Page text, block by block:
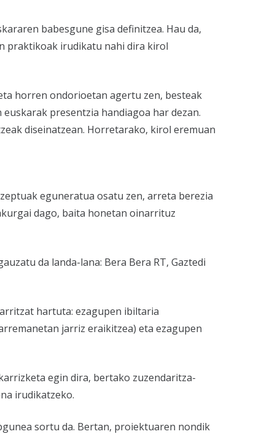
babesgune gisa definitzea. Hau da,
praktikoak irudikatu nahi dira kirol
horren ondorioetan agertu zen, besteak
presentzia handiagoa har dezan.
diseinatzean. Horretarako, kirol eremuan
eguneratua osatu zen, arreta berezia
dago, baita honetan oinarrituz
da landa-lana: Bera Bera RT, Gaztedi
hartuta: ezagupen ibiltaria
jarriz eraikitzea) eta ezagupen
egin dira, bertako zuzendaritza-
irudikatzeko.
sortu da. Bertan, proiektuaren nondik